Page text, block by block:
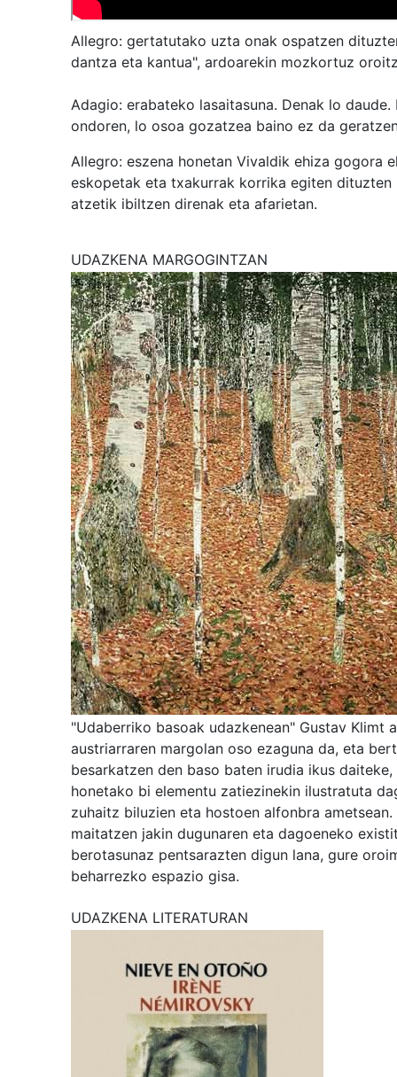
Allegro: gertatutako uzta onak ospatzen
dantza eta kantua", ardoarekin mozkortuz
Adagio: erabateko lasaitasuna. Denak lo
ondoren, lo osoa gozatzea baino ez da
Allegro: eszena honetan Vivaldik ehiza gogora
eskopetak eta txakurrak korrika egiten dituzten
atzetik ibiltzen direnak eta afarietan.
UDAZKENA MARGOGINTZAN
"Udaberriko basoak udazkenean" Gustav Klimt
austriarraren margolan oso ezaguna da, eta
besarkatzen den baso baten irudia ikus
honetako bi elementu zatiezinekin ilustratuta
zuhaitz biluzien eta hostoen alfonbra
maitatzen jakin dugunaren eta dagoeneko
berotasunaz pentsarazten digun lana, gure
beharrezko espazio gisa.
UDAZKENA LITERATURAN